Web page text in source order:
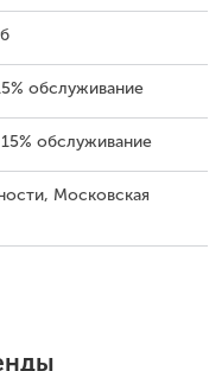
обслуживание
обслуживание
Московская